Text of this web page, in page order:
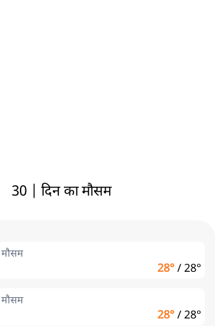
30 | दिन का मौसम
28°/28°
28°/28°